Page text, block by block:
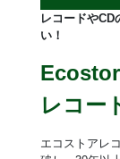
レコードやCD
い！
レコー
エコストアレ